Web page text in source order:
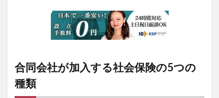
合同会社が加入する社会保険の5つの
種類